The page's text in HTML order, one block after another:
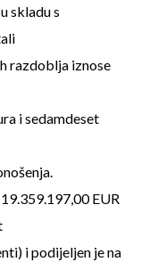
skladu s
razdoblja iznose
i sedamdeset
EUR
i podijeljen je na